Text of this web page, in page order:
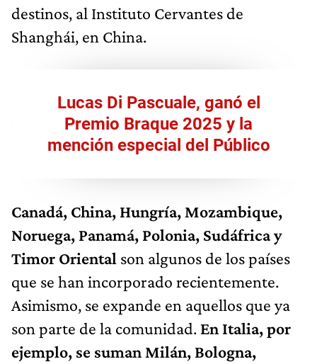
destinos, al Instituto Cervantes de
Shanghái, en China.
Lucas Di Pascuale, ganó el
Premio Braque 2025 y la
mención especial del Público
Canadá, China, Hungría, Mozambique,
Noruega, Panamá, Polonia, Sudáfrica y
Timor Oriental son algunos de los países
que se han incorporado recientemente.
Asimismo, se expande en aquellos que ya
son parte de la comunidad. En Italia, por
ejemplo, se suman Milán, Bologna,